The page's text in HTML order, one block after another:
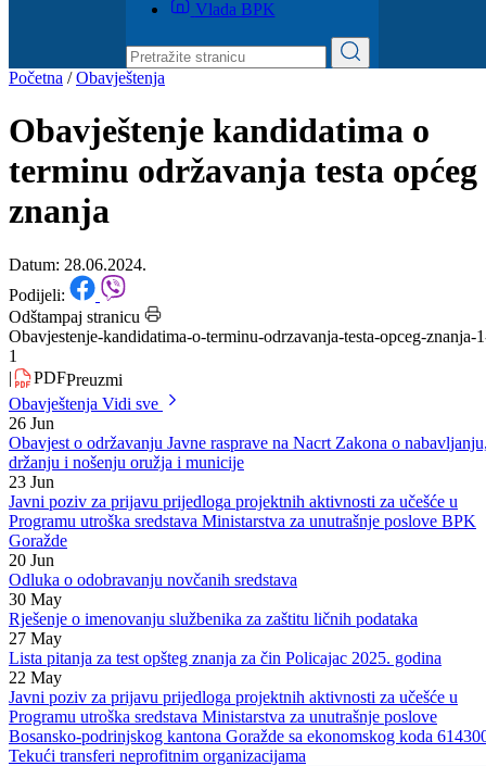
Linkovi
Kontakt
Vlada BPK
Početna/Obavještenja
Obavještenje kandidatima o
terminu održavanja testa općeg
znanja
Datum: 28.06.2024.
Podijeli:
Odštampaj stranicu
Obavjestenje-kandidatima-o-terminu-odrzavanja-testa-opceg-znanja-
1
|
PDFPreuzmi
ObavještenjaVidi sve
26 Jun
Obavjest o održavanju Javne rasprave na Nacrt Zakona o
držanju i nošenju oružja i municije
23 Jun
Javni poziv za prijavu prijedloga projektnih aktivnosti za učešće u
Programu utroška sredstava Ministarstva za unutrašnje poslove BPK
Goražde
20 Jun
Odluka o odobravanju novčanih sredstava
30 May
Rješenje o imenovanju službenika za zaštitu ličnih podataka
27 May
Lista pitanja za test opšteg znanja za čin Policajac 2025. godina
22 May
Javni poziv za prijavu prijedloga projektnih aktivnosti za učešće u